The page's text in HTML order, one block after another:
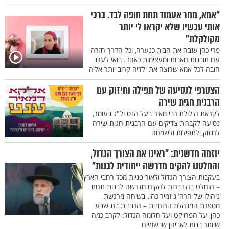
"אמא, מחר אעמוד תחת חופה לבד. ברכי
אותי עכשיו שלא יקראו לי יותר
מקולקלת"
פרי כהן עזבה את הבית כנערה, וכל הדרך חזרה
עם תובנות כואבות ומעצימות כאחד. בואי לערב
חובה לכל אמא שרוצה את ילדיה קרוב יותר אליה
הצטרפי לנסיעה של תפילה וחיזוק עם
הרבנית חגית שירה
לקראת הילולת רבי מאיר בעל הנס ול"ג בעומר,
נסיעה לקברות צדיקים עם הרבנית חגית שירה
לחיזוק, לתפילות ולשמחה
יוזמה חדשנית: "ראינו את הצורך הגדול,
והחלטנו להקים מדרשה ייחודית לבנות"
בעקבות הצורך הגדול ולאור פניות מכל רחבי הארץ
– הוחלט בהידברות להקים מדרשה לבנות תחת
ניהולו של הרה"ג זמיר כהן. בשיחה מרגשת
מספרת המנהלת הרוחנית – הרבנית בת שבע
כהן, על הפרויקט ועל חלומה הגדול: לקרב כמה
שיותר בנות לאביהן שבשמיים